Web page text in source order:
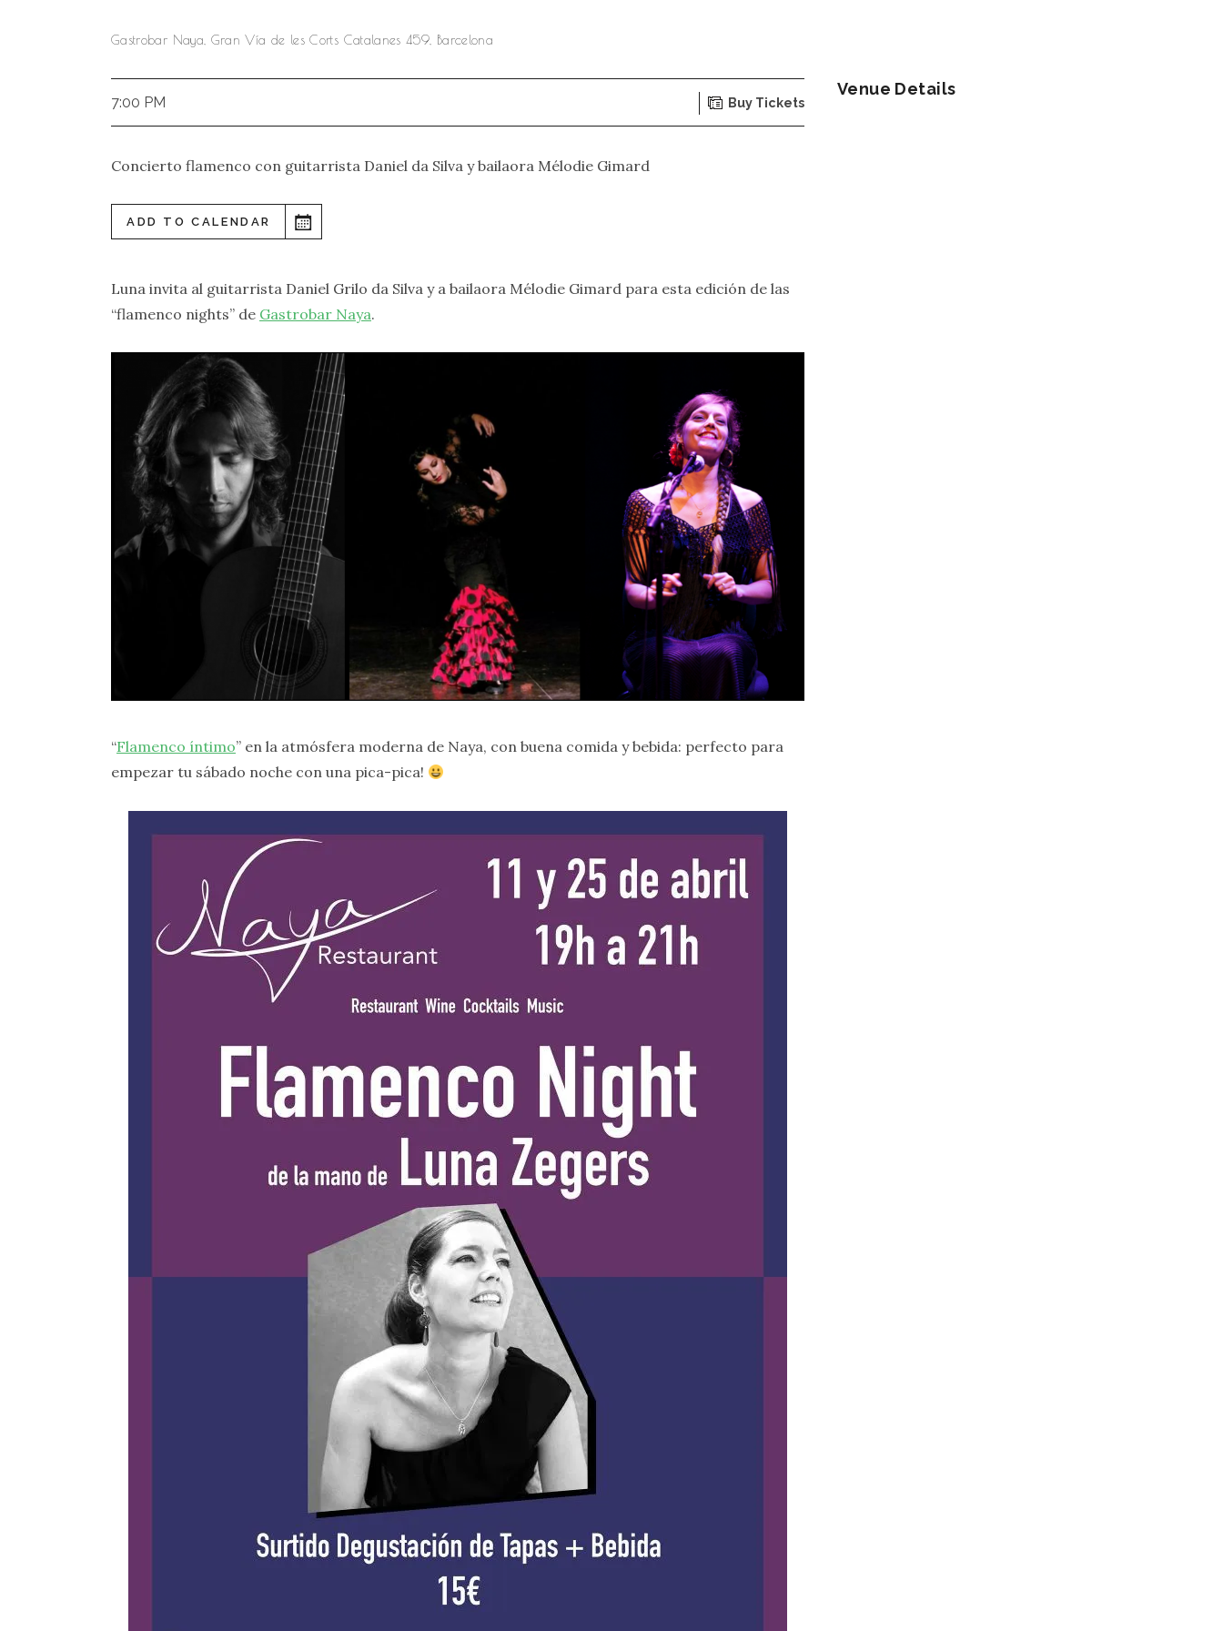
Gastrobar Naya, Gran Vía de les Corts Catalanes 459, Barcelona
7:00 PM Buy Tickets
Concierto flamenco con guitarrista Daniel da Silva y bailaora Mélodie Gimard
ADD TO CALENDAR
Luna invita al guitarrista Daniel Grilo da Silva y a bailaora Mélodie Gimard para esta edición de las
“flamenco nights” de Gastrobar Naya.
“Flamenco íntimo” en la atmósfera moderna de Naya, con buena comida y bebida: perfecto para
empezar tu sábado noche con una pica-pica!
Venue Details